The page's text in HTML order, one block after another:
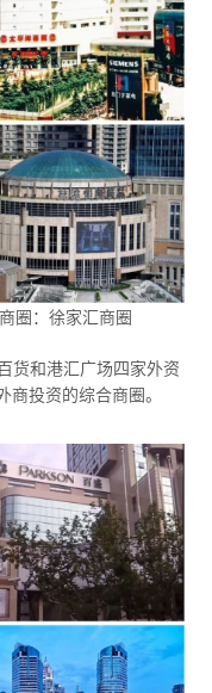
圈：徐家汇商圈
货和港汇广场四家外资
商投资的综合商圈。